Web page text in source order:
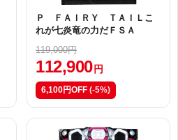
Ｐ ＦＡＩＲＹ ＴＡＩＬこ
れが七炎竜の力だＦＳＡ
119,000円
112,900 円
6,100円OFF (-5%)